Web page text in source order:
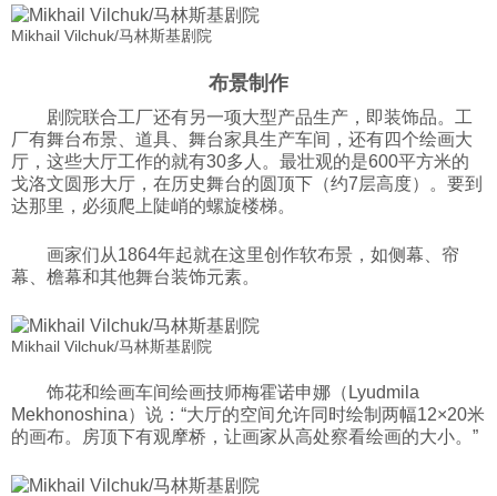
Mikhail Vilchuk/马林斯基剧院
布景制作
剧院联合工厂还有另一项大型产品生产，即装饰品。工
厂有舞台布景、道具、舞台家具生产车间，还有四个绘画大
厅，这些大厅工作的就有30多人。最壮观的是600平方米的
戈洛文圆形大厅，在历史舞台的圆顶下（约7层高度）。要到
达那里，必须爬上陡峭的螺旋楼梯。
画家们从1864年起就在这里创作软布景，如侧幕、帘
幕、檐幕和其他舞台装饰元素。
Mikhail Vilchuk/马林斯基剧院
饰花和绘画车间绘画技师梅霍诺申娜（Lyudmila
Mekhonoshina）说：“大厅的空间允许同时绘制两幅12×20米
的画布。房顶下有观摩桥，让画家从高处察看绘画的大小。”